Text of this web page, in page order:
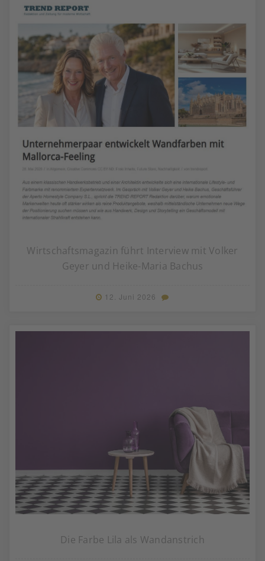
Wirtschaftsmagazin führt Interview mit Volker
Geyer und Heike-Maria Bachus
12. Juni 2026
Die Farbe Lila als Wandanstrich